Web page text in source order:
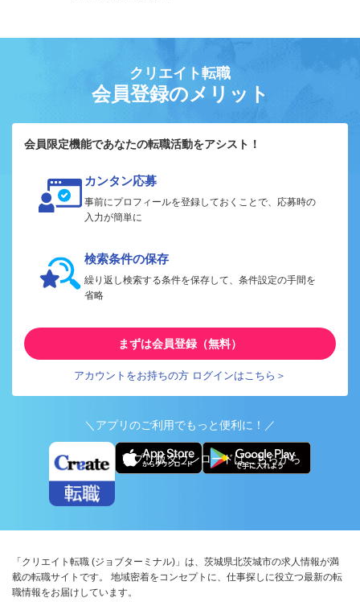
クリエイト転職
会員登録のメリット
会員限定機能であなたの転職活動をアシスト！
カンタン応募
事前にプロフィールを登録しておくことで、応募時の
入力が簡単に
検索条件の保存
繰り返し検索する条件を保存して、条件設定の手間を
省略
まずは会員登録（無料）
アカウントをお持ちの方 ログインはこちら＞
＼アプリのご利用でもっと便利に！／
アプリ版ダウンロードはこちらから
「クリエイト転職 (ジョブターミナル)」は、茨城県北茨城市の求人情報が満
載の転職サイトです。 地域密着をコンセプトに、仕事探しに役立つ最新の転
職情報をお届けしています。